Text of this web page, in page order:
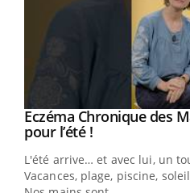
Youtube
Eczéma Chronique des
pour l’été !Youtube
L'été arrive… et avec lui, un
Vacances, plage, piscine,